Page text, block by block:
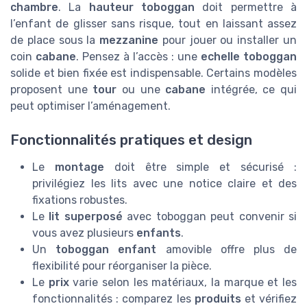
chambre. La hauteur toboggan doit permettre à
l’enfant de glisser sans risque, tout en laissant assez
de place sous la mezzanine pour jouer ou installer un
coin cabane. Pensez à l’accès : une echelle toboggan
solide et bien fixée est indispensable. Certains modèles
proposent une tour ou une cabane intégrée, ce qui
peut optimiser l’aménagement.
Fonctionnalités pratiques et design
Le montage doit être simple et sécurisé :
privilégiez les lits avec une notice claire et des
fixations robustes.
Le lit superposé avec toboggan peut convenir si
vous avez plusieurs enfants.
Un toboggan enfant amovible offre plus de
flexibilité pour réorganiser la pièce.
Le prixvarie selon les matériaux, la marque et les
fonctionnalités : comparez les produits et vérifiez